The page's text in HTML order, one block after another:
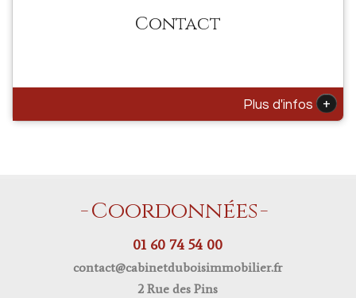
Contact
Plus d'infos +
Coordonnées
01 60 74 54 00
contact@cabinetduboisimmobilier.fr
2 Rue des Pins